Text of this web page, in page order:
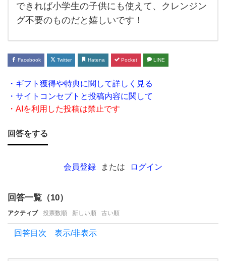
は
あ
り
ま
か？
紫外
線は
春か
ら急
な
る
と知
り、
できれば小学生の子供にも使えて、クレンジン
グ不要のものだと嬉しいです！
Facebook Twitter Hatena Pocket LINE
・ギフト獲得や特典に関して詳しく見る
・サイトコンセプトと投稿内容に関して
・AIを利用した投稿は禁止です
回答をする
会員登録 または ログイン
回答一覧（10）
アクティブ 投票数順 新しい順 古い順
回答目次 表示/非表示